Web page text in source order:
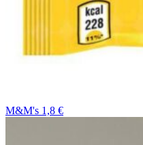
M&M's 1,8 €